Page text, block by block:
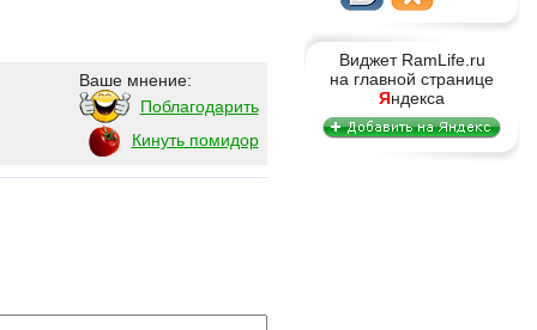
Ваше мнение:
Поблагодарить
Кинуть помидор
Виджет RamLife.ru
на главной странице
Яндекса